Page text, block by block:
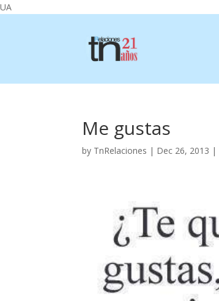
UA
Me gustas
by TnRelaciones | Dec 26, 2013 |